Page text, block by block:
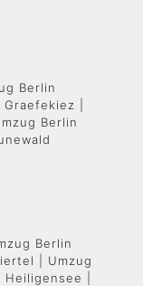
Berlin
|
Berlin
Berlin
| Umzug
|